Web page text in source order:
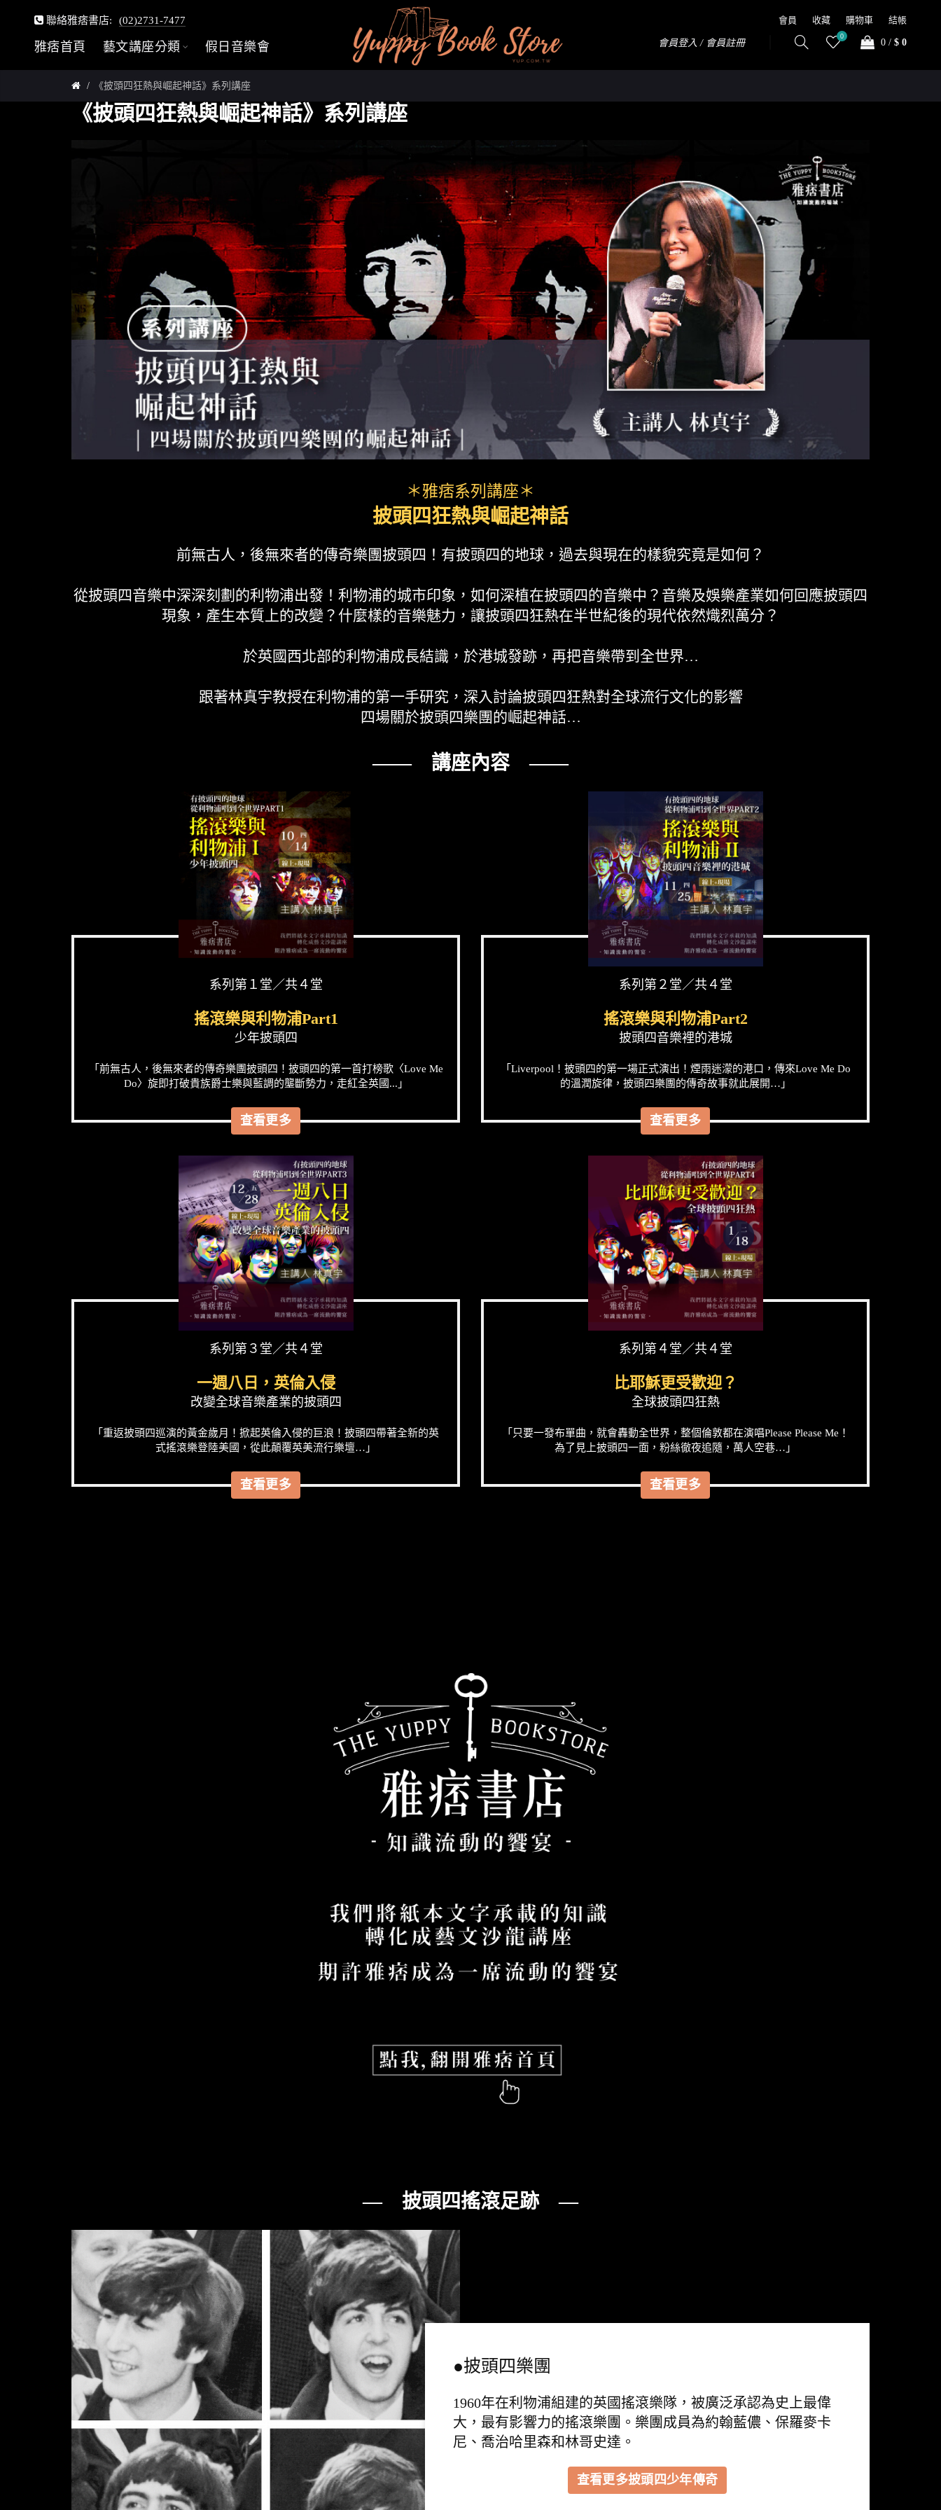
聯絡雅痞書店: (02)2731-7477
雅痞首頁 藝文講座分類 假日音樂會
會員 收藏 購物車 結帳
會員登入 / 會員註冊
0
0 / $ 0
《披頭四狂熱與崛起神話》系列講座
《披頭四狂熱與崛起神話》系列講座
＊雅痞系列講座＊
披頭四狂熱與崛起神話
前無古人，後無來者的傳奇樂團披頭四！有披頭四的地球，過去與現在的樣貌究竟是如何？
從披頭四音樂中深深刻劃的利物浦出發！利物浦的城市印象，如何深植在披頭四的音樂中？音樂及娛樂產業如何回應披頭四
現象，產生本質上的改變？什麼樣的音樂魅力，讓披頭四狂熱在半世紀後的現代依然熾烈萬分？
於英國西北部的利物浦成長結識，於港城發跡，再把音樂帶到全世界…
跟著林真宇教授在利物浦的第一手研究，深入討論披頭四狂熱對全球流行文化的影響
四場關於披頭四樂團的崛起神話…
—— 講座內容 ——
系列第１堂／共４堂
搖滾樂與利物浦Part1
少年披頭四
「前無古人，後無來者的傳奇樂團披頭四！披頭四的第一首打榜歌〈Love Me
Do〉旋即打破貴族爵士樂與藍調的壟斷勢力，走紅全英國...」
查看更多
系列第２堂／共４堂
搖滾樂與利物浦Part2
披頭四音樂裡的港城
「Liverpool！披頭四的第一場正式演出！煙雨迷濛的港口，傳來Love Me Do
的溫潤旋律，披頭四樂團的傳奇故事就此展開…」
查看更多
系列第３堂／共４堂
一週八日，英倫入侵
改變全球音樂產業的披頭四
「重返披頭四巡演的黃金歲月！掀起英倫入侵的巨浪！披頭四帶著全新的英
式搖滾樂登陸美國，從此顛覆英美流行樂壇…」
查看更多
系列第４堂／共４堂
比耶穌更受歡迎？
全球披頭四狂熱
「只要一發布單曲，就會轟動全世界，整個倫敦都在演唱Please Please Me！
為了見上披頭四一面，粉絲徹夜追隨，萬人空巷…」
查看更多
— 披頭四搖滾足跡 —
●披頭四樂團
1960年在利物浦組建的英國搖滾樂隊，被廣泛承認為史上最偉
大，最有影響力的搖滾樂團。樂團成員為約翰藍儂、保羅麥卡
尼、喬治哈里森和林哥史達。
查看更多披頭四少年傳奇